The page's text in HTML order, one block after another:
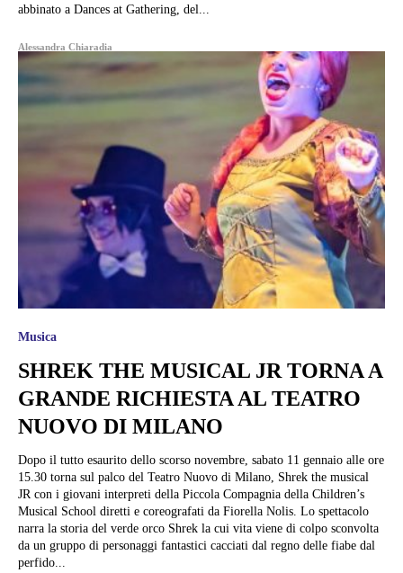
abbinato a Dances at Gathering, del...
Alessandra Chiaradia
Musica
SHREK THE MUSICAL JR TORNA A
GRANDE RICHIESTA AL TEATRO
NUOVO DI MILANO
Dopo il tutto esaurito dello scorso novembre, sabato 11 gennaio alle ore
15.30 torna sul palco del Teatro Nuovo di Milano, Shrek the musical
JR con i giovani interpreti della Piccola Compagnia della Children’s
Musical School diretti e coreografati da Fiorella Nolis. Lo spettacolo
narra la storia del verde orco Shrek la cui vita viene di colpo sconvolta
da un gruppo di personaggi fantastici cacciati dal regno delle fiabe dal
perfido...